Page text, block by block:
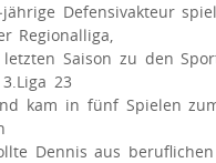
Defensivakteur
Regionalliga,
Saison zu den
23
kam in fünf Spielen
Dennis aus